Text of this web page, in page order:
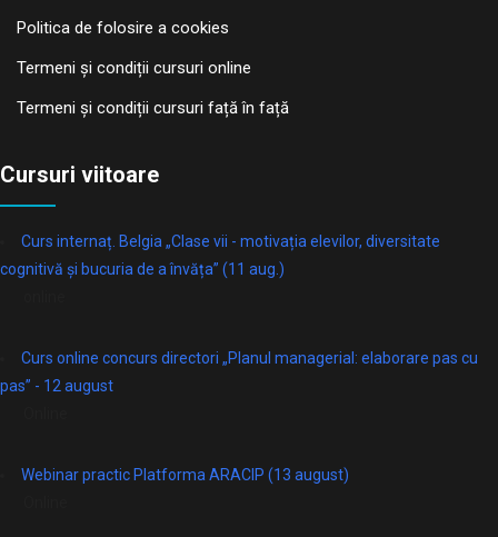
Politica de folosire a cookies
Termeni și condiții cursuri online
Termeni și condiții cursuri față în față
Cursuri viitoare
Curs internaț. Belgia „Clase vii - motivația elevilor, diversitate
cognitivă și bucuria de a învăța” (11 aug.)
Curs online concurs directori „Planul managerial: elaborare pas cu
pas” - 12 august
Webinar practic Platforma ARACIP (13 august)